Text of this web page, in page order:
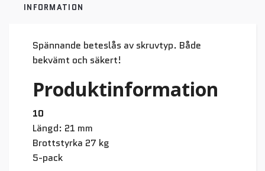
INFORMATION
Spännande beteslås av skruvtyp. Både
bekvämt och säkert!
Produktinformation
10
Längd: 21 mm
Brottstyrka 27 kg
5-pack